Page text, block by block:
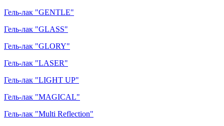
Гель-лак "GENTLE"
Гель-лак "GLASS"
Гель-лак "GLORY"
Гель-лак "LASER"
Гель-лак "LIGHT UP"
Гель-лак "MAGICAL"
Гель-лак "Multi Reflection"